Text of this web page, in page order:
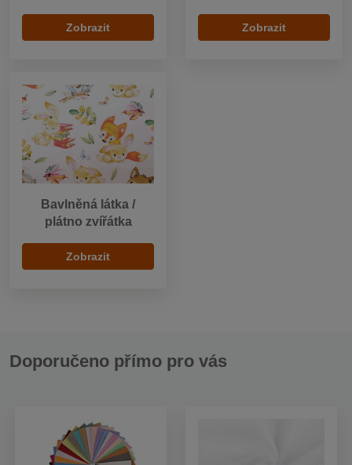
Zobrazit Zobrazit
Bavlněná látka /
plátno zvířátka
Zobrazit
Doporučeno přímo pro vás